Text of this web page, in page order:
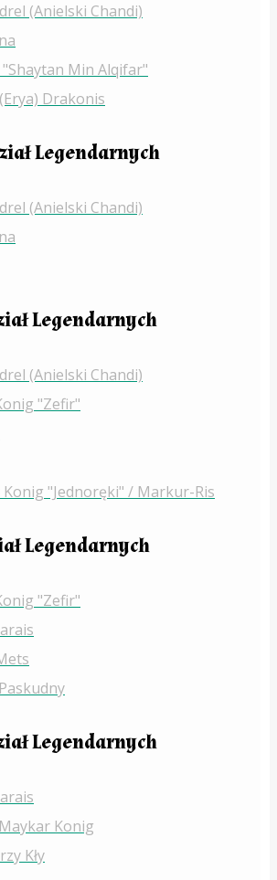
(Anielski Chandi)
"Shaytan Min Alqifar"
Drakonis
Legendarnych
(Anielski Chandi)
Legendarnych
(Anielski Chandi)
"Zefir"
"Jednoręki" / Markur-Ris
Legendarnych
"Zefir"
Legendarnych
Konig
Kły